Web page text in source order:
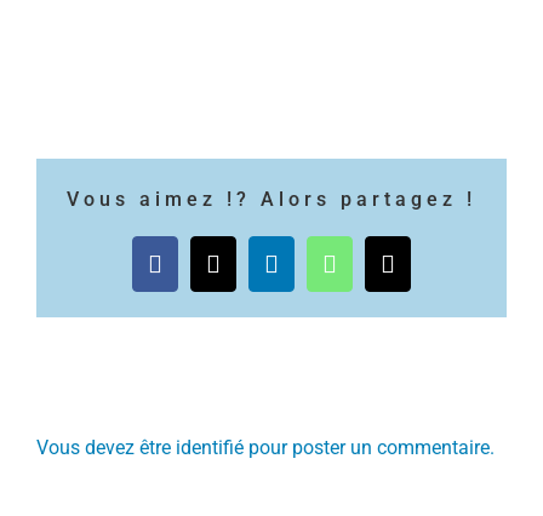
Vous aimez !? Alors partagez !
Facebook
X LinkedInWhatsApp
Email
Vous devez être identifié pour poster un commentaire.